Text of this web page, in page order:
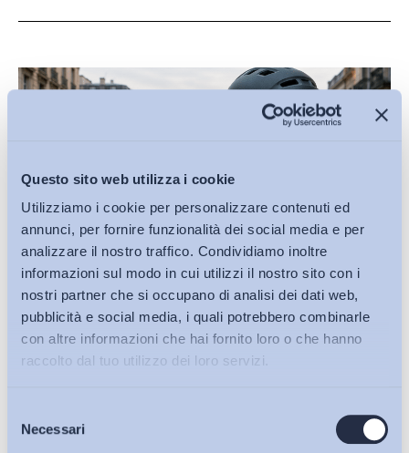
Questo sito web utilizza i cookie
Utilizziamo i cookie per personalizzare contenuti ed
annunci, per fornire funzionalità dei social media e per
analizzare il nostro traffico. Condividiamo inoltre
informazioni sul modo in cui utilizzi il nostro sito con i
nostri partner che si occupano di analisi dei dati web,
pubblicità e social media, i quali potrebbero combinarle
con altre informazioni che hai fornito loro o che hanno
raccolto dal tuo utilizzo dei loro servizi.
delNecessariBollettini ADAPT
Lavoro mediante piattaforma digitale: uno schema di